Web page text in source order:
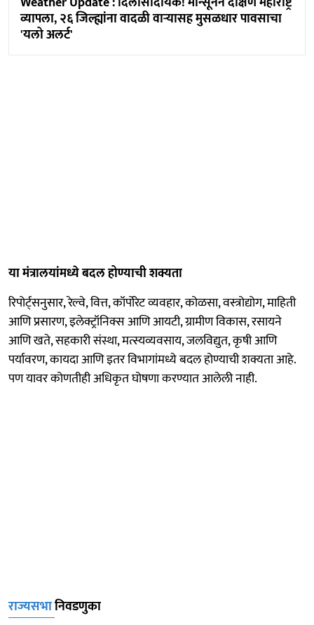
व्यापला, २६ जिल्ह्यांना वादळी वाऱ्यासह मुसळधार पावसाचा
'यलो अलर्ट'
या मंत्रालयांमध्ये बदल होण्याची शक्यता
रिपोर्ट्सनुसार, रेल्वे, वित्त, कॉर्पोरेट व्यवहार, कोळसा, वस्त्रोद्योग, माहिती
आणि प्रसारण, इलेक्ट्रॉनिक्स आणि आयटी, ग्रामीण विकास, रसायने
आणि खते, सहकारी संस्था, मत्स्यव्यवसाय, जलविद्युत, कृषी आणि
पर्यावरण, कायदा आणि इतर विभागांमध्ये बदल होण्याची शक्यता आहे.
पण यावर कोणतीही अधिकृत घोषणा करण्यात आलेली नाही.
राज्यसभानिवडणुका